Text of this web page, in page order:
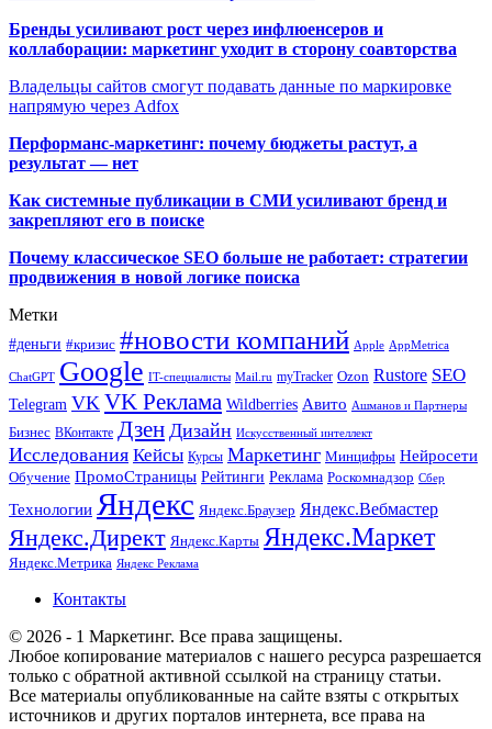
Бренды усиливают рост через инфлюенсеров и
коллаборации: маркетинг уходит в сторону соавторства
Владельцы сайтов смогут подавать данные по маркировке
напрямую через Adfox
Перформанс-маркетинг: почему бюджеты растут, а
результат — нет
Как системные публикации в СМИ усиливают бренд и
закрепляют его в поиске
Почему классическое SEO больше не работает: стратегии
продвижения в новой логике поиска
Метки
#деньги #кризис #новости компаний Apple AppMetrica
ChatGPT Google IT-специалисты Mail.ru myTracker Ozon Rustore SEO
Telegram VK VK Реклама Wildberries Авито Ашманов и Партнеры
Бизнес ВКонтакте Дзен Дизайн Искусственный интеллект
Исследования Кейсы Курсы Маркетинг Минцифры Нейросети
Обучение ПромоСтраницы Рейтинги Реклама Роскомнадзор Сбер
Технологии Яндекс Яндекс.Браузер Яндекс.Вебмастер
Яндекс.Директ Яндекс.Карты Яндекс.Маркет
Яндекс.Метрика Яндекс Реклама
Контакты
© 2026 - 1 Маркетинг. Все права защищены.
Любое копирование материалов с нашего ресурса разрешается
только с обратной активной ссылкой на страницу статьи.
Все материалы опубликованные на сайте взяты с открытых
источников и других порталов интернета, все права на